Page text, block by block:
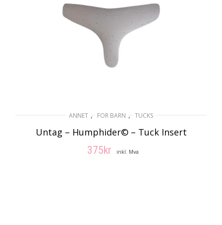
ANNET , FOR BARN , TUCKS
Untag – Humphider© – Tuck Insert
375kr inkl. Mva